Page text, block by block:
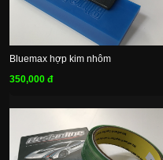
Bluemax hợp kim nhôm
350,000 đ